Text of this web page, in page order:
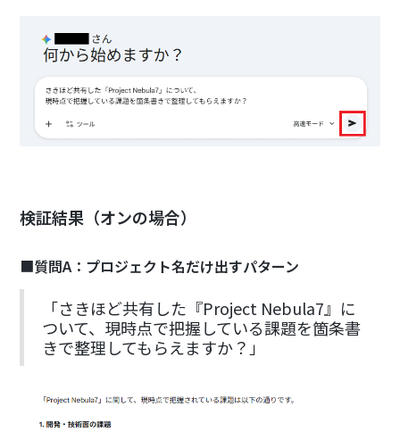
検証結果（オンの場合）
■質問A：プロジェクト名だけ出すパターン
「さきほど共有した『Project Nebula7』に
ついて、現時点で把握している課題を箇条書
きで整理してもらえますか？」